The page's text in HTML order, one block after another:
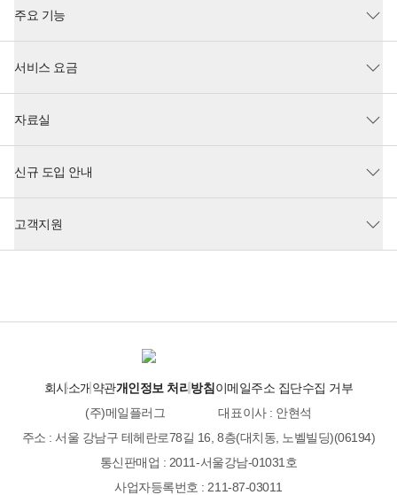
주요 기능
서비스 요금
자료실
신규 도입 안내
고객지원
회사소개 약관개인정보 처리방침이메일주소 집단수집 거부
(주)메일플러그
대표이사 : 안현석
주소 : 서울 강남구 테헤란로78길 16, 8층(대치동, 노벨빌딩)(06194)
통신판매업 : 2011-서울강남-01031호
사업자등록번호 : 211-87-03011